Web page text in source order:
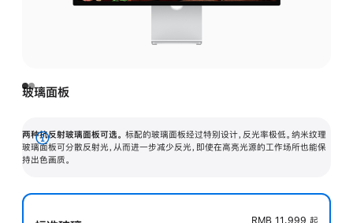
玻璃面板
两种抗反射玻璃面板可选。 标配的玻璃面板经过特别设计，反光率极低。纳米纹理
玻璃面板可分散反射光，从而进一步减少反光，即使在高亮光源的工作场所也能保
持出色画质。
展
开
RMB 11,999 起